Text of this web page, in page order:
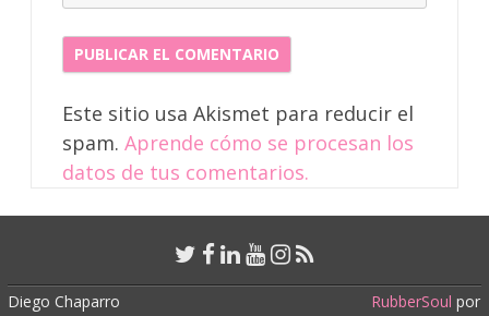
Este sitio usa Akismet para reducir el
spam. Aprende cómo se procesan los
datos de tus comentarios.
Diego Chaparro RubberSoul por